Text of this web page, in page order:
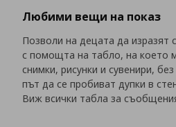
Любими вещи на показ
Позволи на децата да изразят
с помощта на табло, на което
снимки, рисунки и сувенири,
път да се пробиват дупки в
Виж всички табла за